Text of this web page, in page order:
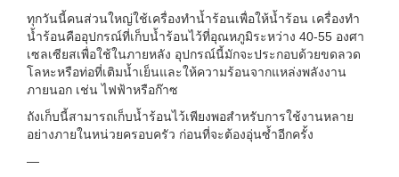
ทุกวันนี้คนส่วนใหญ่ใช้เครื่องทำน้ำร้อนเพื่อให้น้ำร้อน เครื่องทำ
น้ำร้อนคืออุปกรณ์ที่เก็บน้ำร้อนไว้ที่อุณหภูมิระหว่าง 40-55 องศา
เซลเซียสเพื่อใช้ในภายหลัง อุปกรณ์นี้มักจะประกอบด้วยขดลวด
โลหะหรือท่อที่เติมน้ำเย็นและให้ความร้อนจากแหล่งพลังงาน
ภายนอก เช่น ไฟฟ้าหรือก๊าซ
ถังเก็บนี้สามารถเก็บน้ำร้อนไว้เพียงพอสำหรับการใช้งานหลาย
อย่างภายในหน่วยครอบครัว ก่อนที่จะต้องอุ่นซ้ำอีกครั้ง
—